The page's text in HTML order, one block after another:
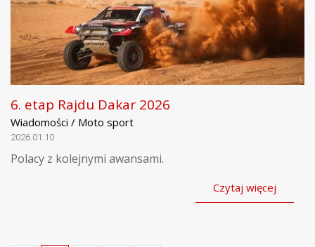
6. etap Rajdu Dakar 2026
Wiadomości / Moto sport
2026.01.10
Polacy z kolejnymi awansami.
Czytaj więcej